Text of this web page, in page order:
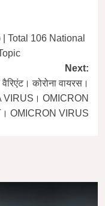
) | Total 106 National
Next:
कोरोना वायरस।
VIRUS। OMICRON
OMICRON VIRUS